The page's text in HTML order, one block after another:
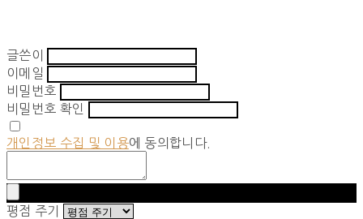
글쓴이
이메일
비밀번호
비밀번호 확인
개인정보 수집 및 이용에 동의합니다.
평점 주기